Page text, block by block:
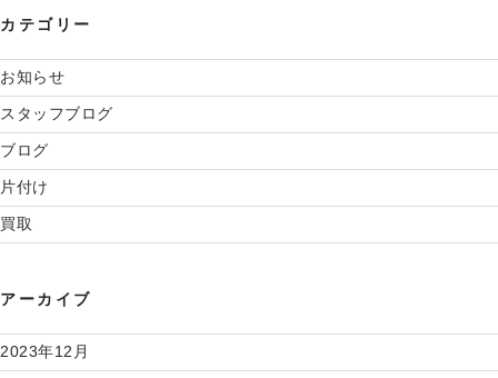
カテゴリー
お知らせ
スタッフブログ
ブログ
片付け
買取
アーカイブ
2023年12月